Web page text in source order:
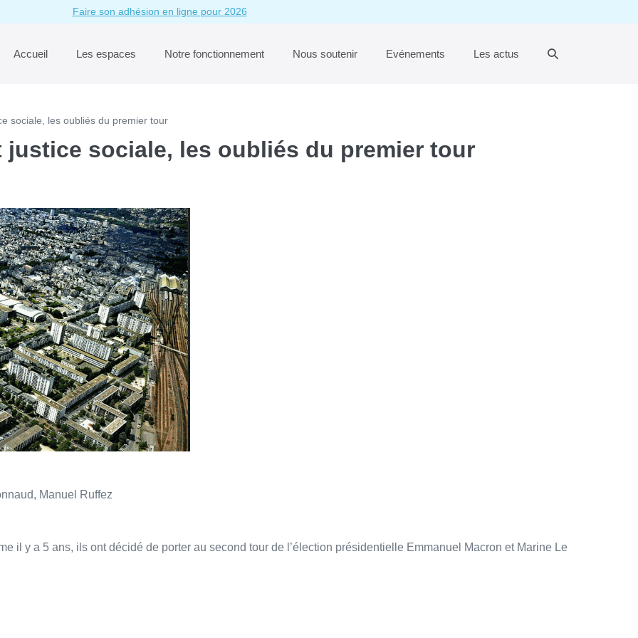
Faire son adhésion en ligne pour 2026
Accueil Les espaces Notre fonctionnement Nous soutenir Evénements Les actus
Basculer
sociale, les oubliés du premier tour
justice sociale, les oubliés du premier tour
Manuel Ruffez
il y a 5 ans, ils ont décidé de porter au second tour de l’élection présidentielle Emmanuel Macron et Marine Le